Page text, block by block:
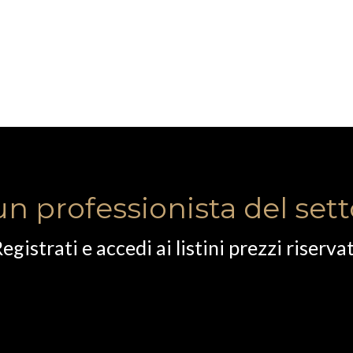
professionista del
e accedi ai listini prezzi